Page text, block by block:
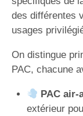
des différentes
usages
On distingue
PAC, chacune
PAC air-
extérieur